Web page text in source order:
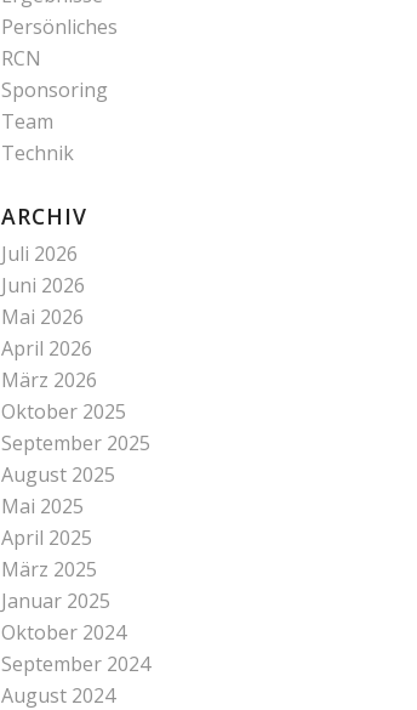
Persönliches
RCN
Sponsoring
Team
Technik
ARCHIV
Juli 2026
Juni 2026
Mai 2026
April 2026
März 2026
Oktober 2025
September 2025
August 2025
Mai 2025
April 2025
März 2025
Januar 2025
Oktober 2024
September 2024
August 2024